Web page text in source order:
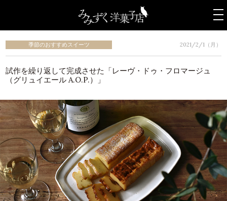
t
g
l
v
i
g
a
i
o
n
季節のおすすめスイーツ 2021/2/1（月）
試作を繰り返して完成させた「レーヴ・ドゥ・フロマージュ
（グリュイエール A.O.P.）」